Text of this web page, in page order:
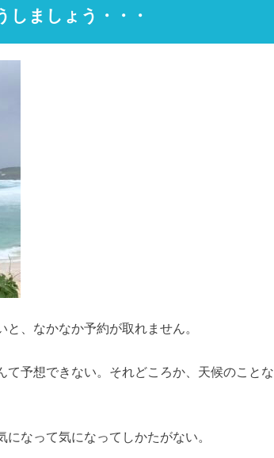
しましょう・・・
、なかなか予約が取れません。
予想できない。それどころか、天候のことな
なって気になってしかたがない。